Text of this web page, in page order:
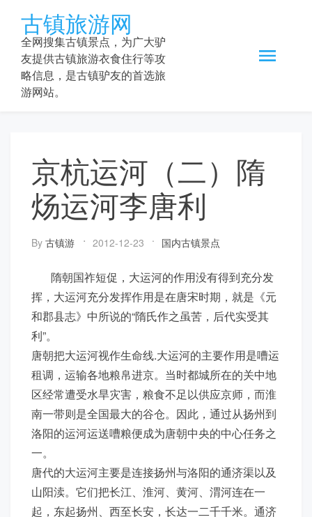
content
古镇旅游网
全网搜集古镇景点，为广大驴
友提供古镇旅游衣食住行等攻
略信息，是古镇驴友的首选旅
游网站。
京杭运河（二）隋
炀运河李唐利
By 古镇游 2012-12-23 国内古镇景点
隋朝国祚短促，大运河的作用没有得到充分发
挥，大运河充分发挥作用是在唐宋时期，就是《元
和郡县志》中所说的“隋氏作之虽苦，后代实受其
利”。
唐朝把大运河视作生命线.大运河的主要作用是嘈运
租调，运输各地粮帛进京。当时都城所在的关中地
区经常遭受水旱灾害，粮食不足以供应京师，而淮
南一带则是全国最大的谷仓。因此，通过从扬州到
洛阳的运河运送嘈粮便成为唐朝中央的中心任务之
一。
唐代的大运河主要是连接扬州与洛阳的通济渠以及
山阳渎。它们把长江、淮河、黄河、渭河连在一
起，东起扬州、西至长安，长达一二千千米。通济